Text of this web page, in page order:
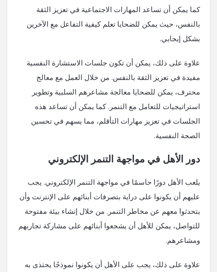
كما يمكن أن تساعد المهارات الاجتماعية في تعزيز الثقة
بالنفس، حيث يمكن للضحايا تعلم كيفية التفاعل مع الآخرين
بشكل إيجابي.
علاوة على ذلك، يمكن أن تكون جلسات الاستشارة النفسية
مفيدة في تعزيز الثقة بالنفس. من خلال العمل مع معالج
محترف، يمكن للضحايا معالجة مشاعرهم السلبية وتطوير
استراتيجيات للتعامل مع التنمر. كما يمكن أن تساعد هذه
الجلسات في تعزيز مهارات التأقلم، مما يسهم في تحسين
الصحة النفسية.
دور الأهل في مواجهة التنمر الإلكتروني
يلعب الأهل دورًا حاسمًا في مواجهة التنمر الإلكتروني. يجب
عليهم أن يكونوا على دراية بتصرفات أبنائهم على الإنترنت وأن
يتحدثوا معهم عن مخاطر التنمر. من خلال إنشاء بيئة مفتوحة
للتواصل، يمكن للأهل أن يشجعوا أبنائهم على مشاركة تجاربهم
ومشاعرهم.
علاوة على ذلك، يجب على الأهل أن يكونوا نموذجًا يحتذى به